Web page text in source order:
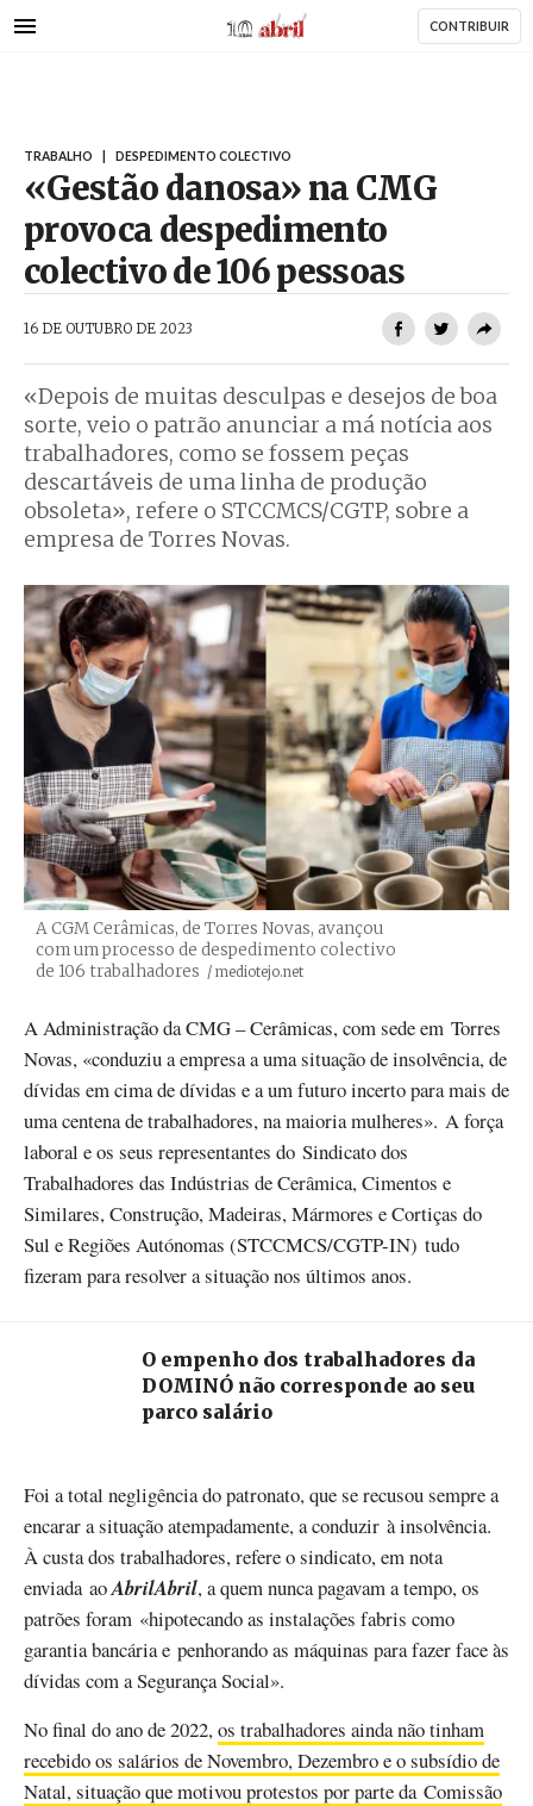
para
AbrilAbril CONTRIBUIR
TRABALHO DESPEDIMENTO COLECTIVO
«Gestão danosa» na CMG
provoca despedimento
colectivo de 106 pessoas
16 DE OUTUBRO DE 2023
«Depois de muitas desculpas e desejos de boa
sorte, veio o patrão anunciar a má notícia aos
trabalhadores, como se fossem peças
descartáveis de uma linha de produção
obsoleta», refere o STCCMCS/CGTP, sobre a
empresa de Torres Novas.
A CGM Cerâmicas, de Torres Novas, avançou
com um processo de despedimento colectivo
de 106 trabalhadores Créditos
/ mediotejo.net
A Administração da CMG – Cerâmicas, com sede em Torres
Novas, «conduziu a empresa a uma situação de insolvência, de
dívidas em cima de dívidas e a um futuro incerto para mais de
uma centena de trabalhadores, na maioria mulheres». A força
laboral e os seus representantes do Sindicato dos
Trabalhadores das Indústrias de Cerâmica, Cimentos e
Similares, Construção, Madeiras, Mármores e Cortiças do
Sul e Regiões Autónomas (STCCMCS/CGTP-IN) tudo
fizeram para resolver a situação nos últimos anos.
O empenho dos trabalhadores da
DOMINÓ não corresponde ao seu
parco salário
Foi a total negligência do patronato, que se recusou sempre a
encarar a situação atempadamente, a conduzir à insolvência.
À custa dos trabalhadores, refere o sindicato, em nota
enviada aoAbrilAbril, a quem nunca pagavam a tempo, os
patrões foram «hipotecando as instalações fabris como
garantia bancária e penhorando as máquinas para fazer face às
dívidas com a Segurança Social».
No final do ano de 2022,os trabalhadores ainda não tinham
recebido os salários de Novembro, Dezembro e o subsídio de
Natal, situação que motivou protestos por parte da Comissão